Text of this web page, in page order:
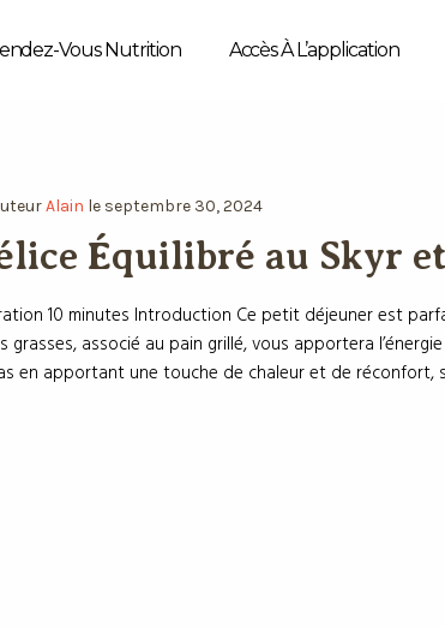
Vous Nutrition Accès À L’application
Alain le septembre 30, 2024
Équilibré au Skyr
10 minutes Introduction Ce petit déjeuner est
grasses, associé au pain grillé, vous apportera
en apportant une touche de chaleur et de réconfort,